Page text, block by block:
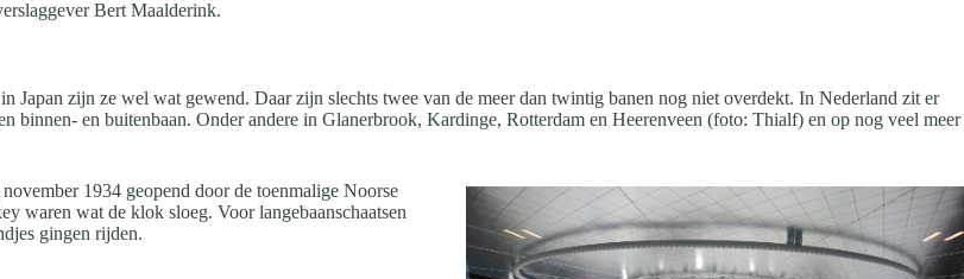
Bert Maalderink.
Japan zijn ze wel wat gewend. Daar zijn slechts twee van de meer dan twintig banen nog niet overdekt. In Nederland zit er
binnen- en buitenbaan. Onder andere in Glanerbrook, Kardinge, Rotterdam en Heerenveen (foto: Thialf) en op nog veel meer
1934 geopend door de toenmalige Noorse
waren wat de klok sloeg. Voor langebaanschaatsen
gingen rijden.